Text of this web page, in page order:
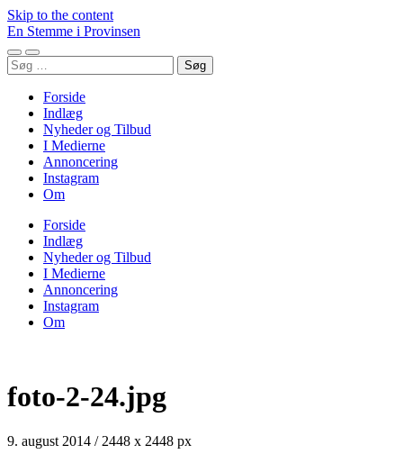
Skip to the content
En Stemme i Provinsen
Toggle
mobile
Toggle
search
Søg
efter:
Forside
Indlæg
Nyheder og Tilbud
I Medierne
Annoncering
Instagram
Om
Forside
Indlæg
Nyheder og Tilbud
I Medierne
Annoncering
Instagram
Om
foto-2-24.jpg
9. august 2014 / 2448 x 2448 px